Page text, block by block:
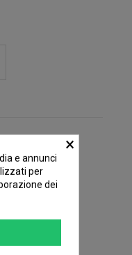
×
e annunci
per
dei